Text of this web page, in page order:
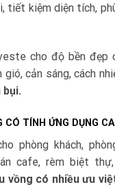
tiết kiệm diện tích,
cho độ bền đẹp
gió, cản sáng, cách
bụi.
CÓ TÍNH ỨNG DỤNG
phòng khách,
cafe, rèm biệt
vồng có nhiều ưu